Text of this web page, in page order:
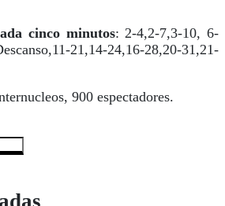
cinco minutos: 2-4,2-7,3-10, 6-
21,14-24,16-28,20-31,21-
900 espectadores.